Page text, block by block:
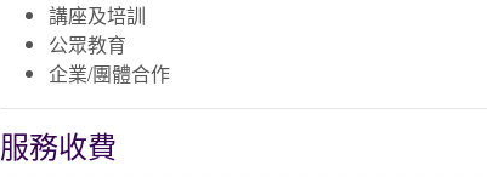
講座及培訓
公眾教育
企業/團體合作
服務收費